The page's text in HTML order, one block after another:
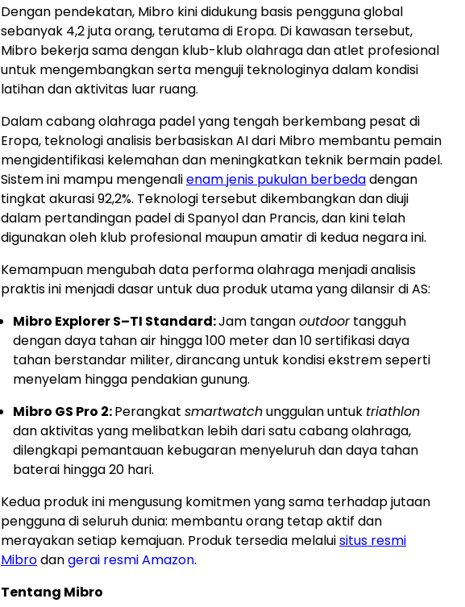
Dengan pendekatan, Mibro kini didukung basis pengguna global
sebanyak 4,2 juta orang, terutama di Eropa. Di kawasan tersebut,
Mibro bekerja sama dengan klub-klub olahraga dan atlet profesional
untuk mengembangkan serta menguji teknologinya dalam kondisi
latihan dan aktivitas luar ruang.
Dalam cabang olahraga padel yang tengah berkembang pesat di
Eropa, teknologi analisis berbasiskan AI dari Mibro membantu pemain
mengidentifikasi kelemahan dan meningkatkan teknik bermain padel.
Sistem ini mampu mengenalienam jenis pukulan berbedadengan
tingkat akurasi 92,2%. Teknologi tersebut dikembangkan dan diuji
dalam pertandingan padel di Spanyol dan Prancis, dan kini telah
digunakan oleh klub profesional maupun amatir di kedua negara ini.
Kemampuan mengubah data performa olahraga menjadi analisis
praktis ini menjadi dasar untuk dua produk utama yang dilansir di AS:
Mibro Explorer S–TI Standard:Jam tanganoutdoortangguh
dengan daya tahan air hingga 100 meter dan 10 sertifikasi daya
tahan berstandar militer, dirancang untuk kondisi ekstrem seperti
menyelam hingga pendakian gunung.
Mibro GS Pro 2:Perangkat smartwatchunggulan untuk triathlon
dan aktivitas yang melibatkan lebih dari satu cabang olahraga,
dilengkapi pemantauan kebugaran menyeluruh dan daya tahan
baterai hingga 20 hari.
Kedua produk ini mengusung komitmen yang sama terhadap jutaan
pengguna di seluruh dunia: membantu orang tetap aktif dan
merayakan setiap kemajuan. Produk tersedia melaluisitus resmi
Mibrodangerai resmi Amazon.
Tentang Mibro